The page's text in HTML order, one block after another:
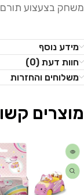
משחק בצעצוע תורם
מידע נוסף
חוות דעת (0)
משלוחים והחזרות
מוצרים